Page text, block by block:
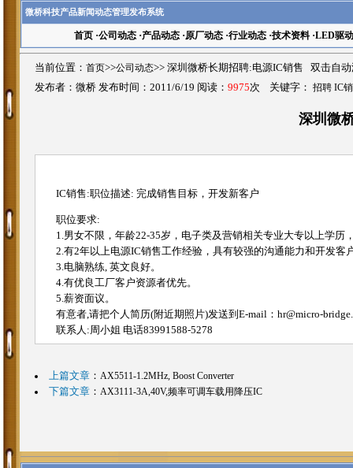
微桥科技产品新闻动态管理发布系统
首页·公司动态·产品动态·原厂动态·行业动态·技术资料·LED驱动
当前位置： 首页>>公司动态>> 深圳微桥长期招聘:电源IC销售 双击自动
发布者：微桥 发布时间：2011/6/19 阅读： 9975次 关键字： 招聘 IC
深圳微
IC销售:职位描述: 完成销售目标，开发新客户
职位要求:
1.男女不限，年龄22-35岁，电子类及营销相关专业大专以上学历
2.有2年以上电源IC销售工作经验，具有较强的沟通能力和开发客
3.电脑熟练, 英文良好。
4.有优良工厂客户资源者优先。
5.薪资面议。
有意者,请把个人简历(附近期照片)发送到E-mail：hr@micro-
联系人:周小姐 电话83991588-5278
上篇文章： AX5511-1.2MHz, Boost Converter
下篇文章： AX3111-3A,40V,频率可调车载用降压IC